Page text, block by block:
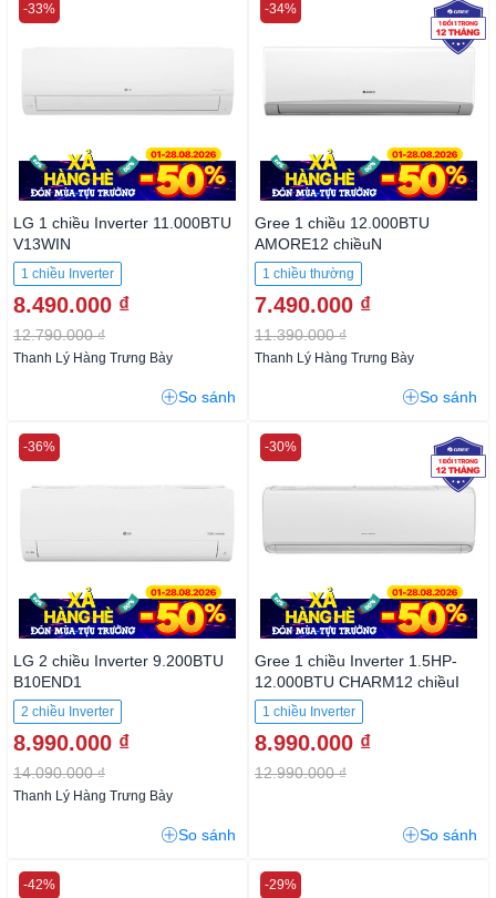
LG 1 chiều Inverter 11.000BTU
V13WIN
1 chiều Inverter
8.490.000 ₫
12.790.000 ₫
-33%
Thanh Lý Hàng Trưng Bày
So sánh
Gree 1 chiều 12.000BTU
AMORE12 chiềuN
1 chiều thường
7.490.000 ₫
11.390.000 ₫
-34%
Thanh Lý Hàng Trưng Bày
So sánh
LG 2 chiều Inverter 9.200BTU
B10END1
2 chiều Inverter
8.990.000 ₫
14.090.000 ₫
-36%
Thanh Lý Hàng Trưng Bày
So sánh
Gree 1 chiều Inverter 1.5HP-
12.000BTU CHARM12 chiềuI
1 chiều Inverter
8.990.000 ₫
12.990.000 ₫
-30%
So sánh
-42% -29%